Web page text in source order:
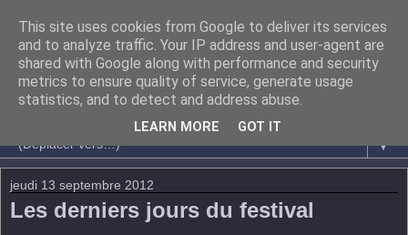
▼
jeudi 13 septembre 2012
Les derniers jours du festival
This site uses cookies from Google to deliver its services
and to analyze traffic. Your IP address and user-agent are
shared with Google along with performance and security
metrics to ensure quality of service, generate usage
statistics, and to detect and address abuse.
LEARN MORE GOT IT